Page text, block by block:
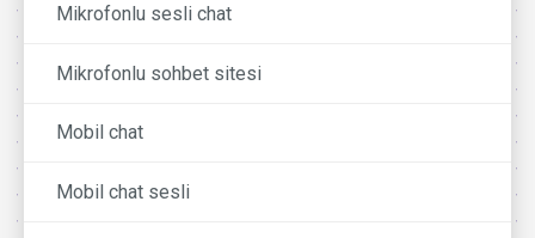
Mikrofonlu sesli chat
Mikrofonlu sohbet sitesi
Mobil chat
Mobil chat sesli